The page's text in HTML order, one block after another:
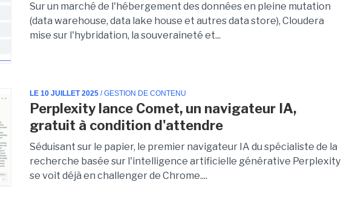
Sur un marché de l'hébergement des données en pleine mutation
(data warehouse, data lake house et autres data store), Cloudera
mise sur l'hybridation, la souveraineté et...
LE 10 JUILLET 2025 / GESTION DE CONTENU
Perplexity lance Comet, un navigateur IA,
gratuit à condition d'attendre
Séduisant sur le papier, le premier navigateur IA du spécialiste de la
recherche basée sur l'intelligence artificielle générative Perplexity
se voit déjà en challenger de Chrome....